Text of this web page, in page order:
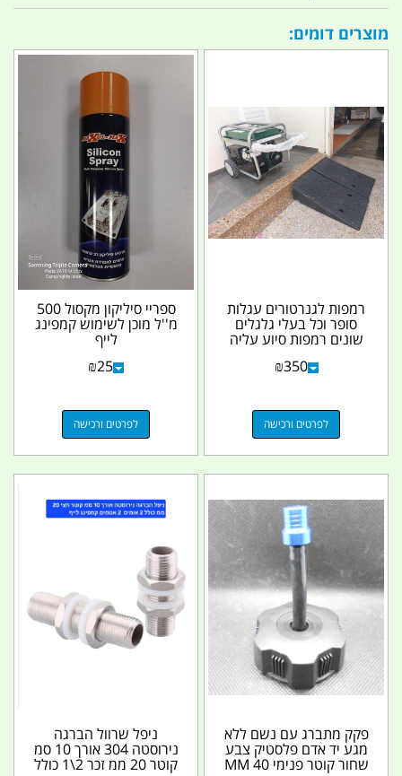
מוצרים דומים:
רמפות לגנרטורים עגלות
סופר וכל בעלי גלגלים
שונים רמפות סיוע עליה
₪350
לפרטים ורכישה
ספריי סיליקון מקסול 500
מ''ל מוכן לשימוש קמפינג
לייף
₪25
לפרטים ורכישה
פקק מתברג עם נשם ללא
מגע יד אדם פלסטיק צבע
שחור קוטר פנימי 40 MM
ניפל שרוול הברגה
נירוסטה 304 אורך 10 סמ
קוטר 20 ממ זכר 2\1 כולל